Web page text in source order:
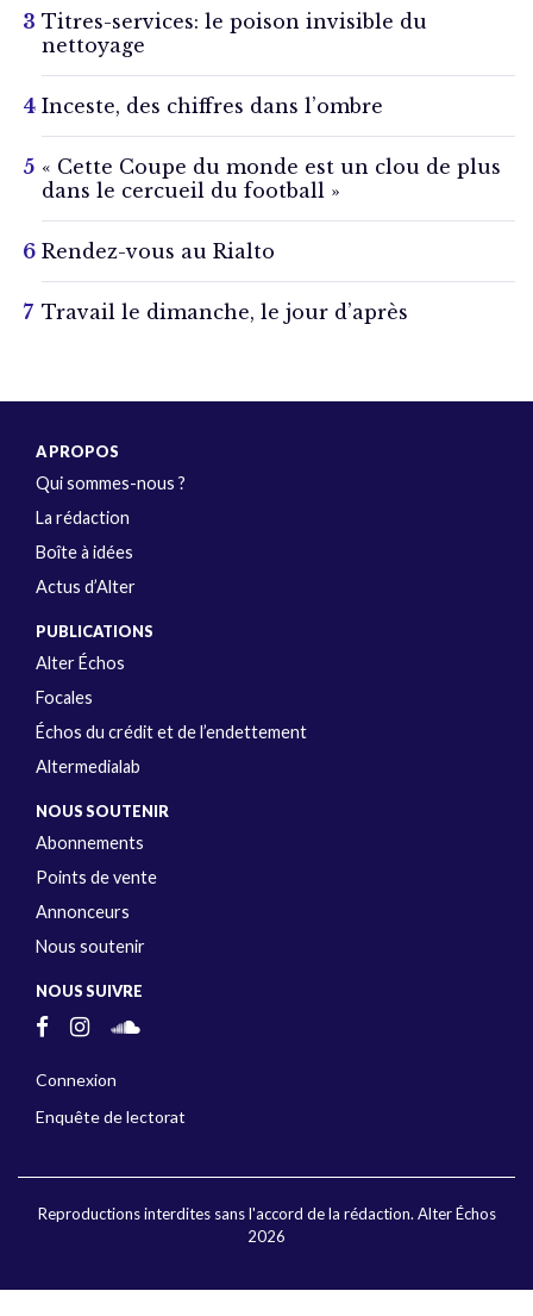
Titres-services: le poison invisible du
nettoyage
Inceste, des chiffres dans l’ombre
« Cette Coupe du monde est un clou de plus
dans le cercueil du football »
Rendez-vous au Rialto
Travail le dimanche, le jour d’après
A PROPOS
Qui sommes-nous ?
La rédaction
Boîte à idées
Actus d’Alter
PUBLICATIONS
Alter Échos
Focales
Échos du crédit et de l’endettement
Altermedialab
NOUS SOUTENIR
Abonnements
Points de vente
Annonceurs
Nous soutenir
NOUS SUIVRE
Connexion
Enquête de lectorat
Reproductions interdites sans l'accord de la rédaction. Alter Échos
2026